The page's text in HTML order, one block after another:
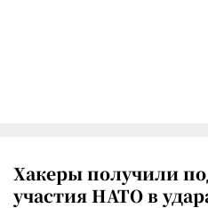
Хакеры получили
участия НАТО в